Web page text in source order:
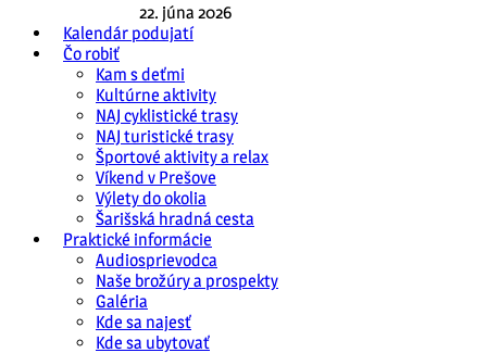
22. júna 2026
Kalendár podujatí
Čo robiť
Kam s deťmi
Kultúrne aktivity
NAJ cyklistické trasy
NAJ turistické trasy
Športové aktivity a relax
Víkend v Prešove
Výlety do okolia
Šarišská hradná cesta
Praktické informácie
Audiosprievodca
Naše brožúry a prospekty
Galéria
Kde sa najesť
Kde sa ubytovať